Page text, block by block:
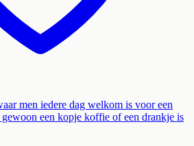
men iedere dag welkom is voor een
een kopje koffie of een drankje is